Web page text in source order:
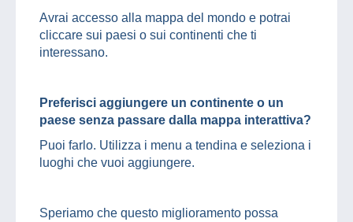
Avrai accesso alla mappa del mondo e potrai
cliccare sui paesi o sui continenti che ti
interessano.
Preferisci aggiungere un continente o un
paese senza passare dalla mappa interattiva?
Puoi farlo. Utilizza i menu a tendina e seleziona i
luoghi che vuoi aggiungere.
Speriamo che questo miglioramento possa